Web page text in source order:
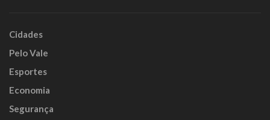
Cidades
Pelo Vale
Esportes
Economia
Segurança